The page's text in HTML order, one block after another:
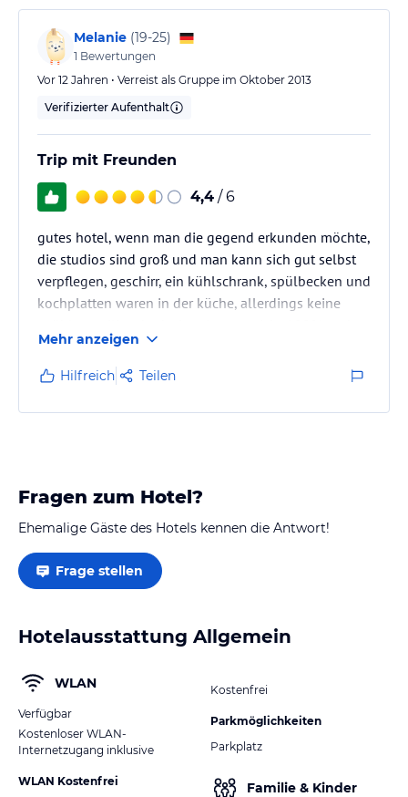
Der Herr an der Rezeption sehr nett und hilfsbereit !
War Gans nicht viel zu helfen ! Der Safe hatte kein
Schloss mehr.
Wäre ganz schade , wenn das…
Melanie (19-25)
1 Bewertungen
Vor 12 Jahren • Verreist als Gruppe im Oktober 2013
Verifizierter Aufenthalt
Trip mit Freunden
4,4 / 6
gutes hotel, wenn man die gegend erkunden möchte,
die studios sind groß und man kann sich gut selbst
verpflegen, geschirr, ein kühlschrank, spülbecken und
kochplatten waren in der küche, allerdings keine
war aber noch ok, der fernseher sehr klein, wenige
programme und nicht immer empfang, safe ist
vorhanden gegen gebühr
das personal ist sehr nett und hilfsbereit, alle
Mehr anzeigen
Hilfreich Teilen
Fragen zum Hotel?
Ehemalige Gäste des Hotels kennen die Antwort!
Frage stellen
Hotelausstattung Allgemein
WLAN
Verfügbar
Kostenloser WLAN-
Internetzugang inklusive
WLAN Kostenfrei
Kostenfrei
Parkmöglichkeiten
Parkplatz
Familie & Kinder